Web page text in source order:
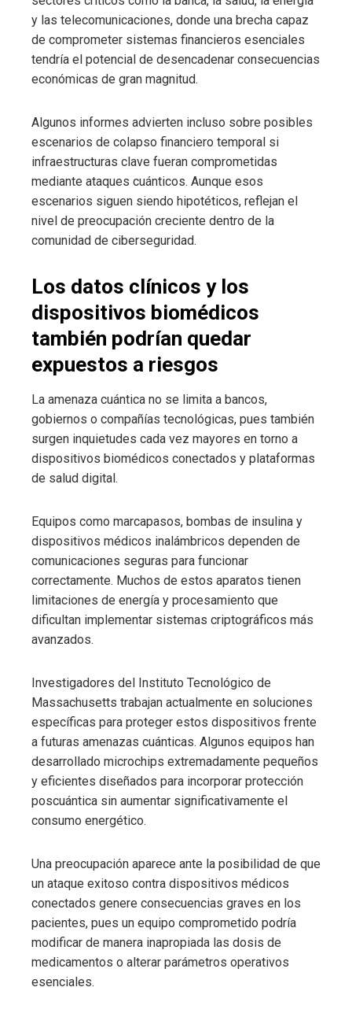
y las telecomunicaciones, donde una brecha capaz
de comprometer sistemas financieros esenciales
tendría el potencial de desencadenar consecuencias
económicas de gran magnitud.
Algunos informes advierten incluso sobre posibles
escenarios de colapso financiero temporal si
infraestructuras clave fueran comprometidas
mediante ataques cuánticos. Aunque esos
escenarios siguen siendo hipotéticos, reflejan el
nivel de preocupación creciente dentro de la
comunidad de ciberseguridad.
Los datos clínicos y los
dispositivos biomédicos
también podrían quedar
expuestos a riesgos
La amenaza cuántica no se limita a bancos,
gobiernos o compañías tecnológicas, pues también
surgen inquietudes cada vez mayores en torno a
dispositivos biomédicos conectados y plataformas
de salud digital.
Equipos como marcapasos, bombas de insulina y
dispositivos médicos inalámbricos dependen de
comunicaciones seguras para funcionar
correctamente. Muchos de estos aparatos tienen
limitaciones de energía y procesamiento que
dificultan implementar sistemas criptográficos más
avanzados.
Investigadores del Instituto Tecnológico de
Massachusetts trabajan actualmente en soluciones
específicas para proteger estos dispositivos frente
a futuras amenazas cuánticas. Algunos equipos han
desarrollado microchips extremadamente pequeños
y eficientes diseñados para incorporar protección
poscuántica sin aumentar significativamente el
consumo energético.
Una preocupación aparece ante la posibilidad de que
un ataque exitoso contra dispositivos médicos
conectados genere consecuencias graves en los
pacientes, pues un equipo comprometido podría
modificar de manera inapropiada las dosis de
medicamentos o alterar parámetros operativos
esenciales.